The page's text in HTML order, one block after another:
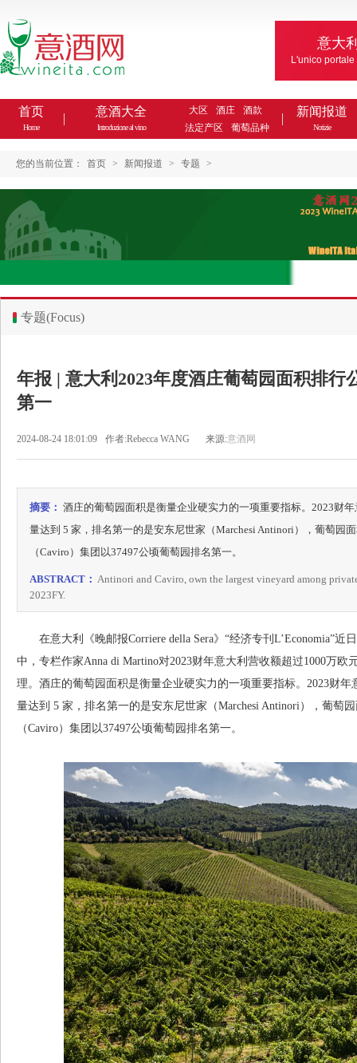
意大
L'unico
首页
Home
意酒大全
Introduzione al vino
大区 酒庄
酒款
法定产区
葡萄品种
新闻报道
Notizie
您的当前位置： 首页 > 新闻报道 > 专题 >
专题(Focus)
年报 | 意大利2023年度酒庄葡萄园面积排
第一
2024-08-24 18:01:09 作者:Rebecca WANG 来源:意酒网
摘要： 酒庄的葡萄园面积是衡量企业硬实力的一项重要指标。2023财
量达到 5 家，排名第一的是安东尼世家（Marchesi Antinori），葡萄园
（Caviro）集团以37497公顷葡萄园排名第一。
ABSTRACT： Antinori and Caviro, own the largest vineyard among
2023FY.
在意大利《晚邮报Corriere della Sera》“经济专刊L’Economia”近
中，专栏作家Anna di Martino对2023财年意大利营收额超过1000万
理。酒庄的葡萄园面积是衡量企业硬实力的一项重要指标。2023财
量达到 5 家，排名第一的是安东尼世家（Marchesi Antinori），葡萄
（Caviro）集团以37497公顷葡萄园排名第一。